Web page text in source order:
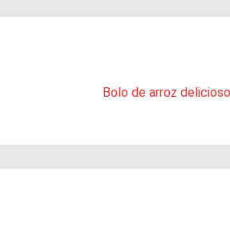
Bolo de arroz